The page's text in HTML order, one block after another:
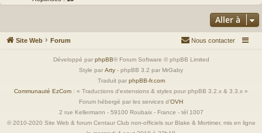
Aller à
Site Web Forum Nous contacter
Développé par phpBB® Forum Software © phpBB Limited
Style par Arty - phpBB 3.2 par MrGaby
Traduit par phpBB-fr.com
Communauté EzCom : « Traductions d'extensions & styles pour phpBB 3.2.x & 3.3.x »
Forum hébergé par les services d’OVH
2 rue Kellermann - 59100 Roubaix - France - tél 1007
© 2010-2020 Site Web & forum Centaur Club non-officiels sur Blake & Mortimer, mis en ligne